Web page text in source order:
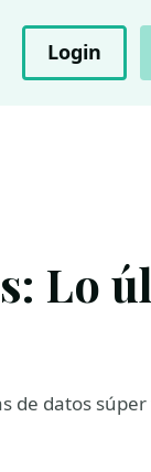
Login
Lo
de datos